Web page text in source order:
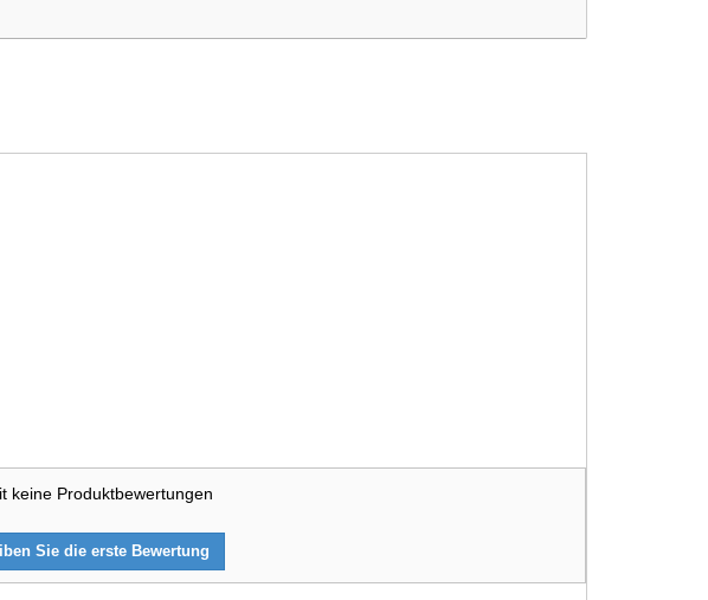
keine Produktbewertungen
Sie die erste Bewertung